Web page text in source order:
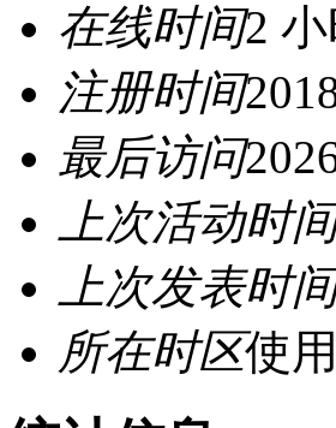
在线时间2
注册时间
最后访问
上次活动时
上次发表时
所在时区使